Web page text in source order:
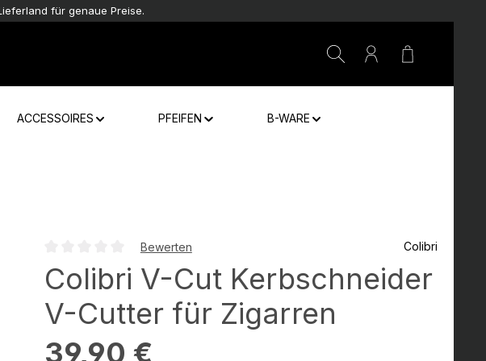
für genaue Preise.
Warenkorb
ACCESSOIRES PFEIFEN B-WARE
Bewerten Colibri
Colibri V-Cut Kerbschneider
V-Cutter für Zigarren
39,90 €